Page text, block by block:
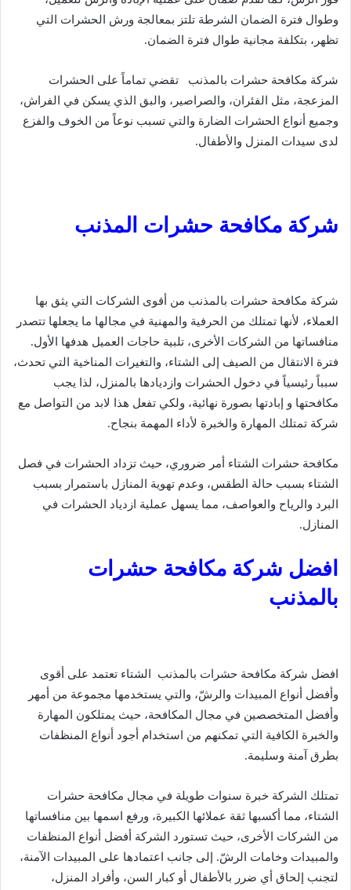
وطوال فترة الضمان الشرطة تلتز بمعالجة ورش الحشرات التي
تظهر، بتكلفة مجانية طوال فترة الضمان.
شركة مكافحة حشرات بالمذنب تقضي تماماً على الحشرات
المزعجة، مثل الفئران، والصراصير، والبق الذي يسكن في الفراش،
وجميع أنواع الحشرات الضارة والتي تسبب نوعاً من الخوف والفزع
لدى سيدات المنزل والأطفال.
شركة مكافحة حشرات المذنب
شركة مكافحة حشرات بالمذنب من أقوى الشركات التي يثق بها
العملاء، لأنها تمتلك من الحرفية والمهنية في مجالها ما يجعلها تتصدر
منافساتها من الشركات الأخرى، تلبية حاجات العميل هدفها الأول.
فترة الانتقال من الصيف إلى الشتاء، والتغيرات المناخية التي تحدث،
سبباً رئيسياً في دخول الحشرات وازديادها بالمنزل، لذا يجب
مكافحتها و إبادتها بصورة نهائية، ولكي تفعل هذا لابد من التواصل مع
شركة تمتلك المهارة والخبرة لأداء المهمة بنجاح.
مكافحة حشرات الشتاء أمر ضروري، حيث تزداد الحشرات في فصل
الشتاء بسبب حالة الطقس، وعدم تهوية المنازل باستمرار بسبب
البرد والرياح والعواصف، مما يسهل عملية ازدياد الحشرات في
المنازل.
افضل شركة مكافحة حشرات
بالمذنب
افضل شركة مكافحة حشرات بالمذنب الشتاء تعتمد على أقوى
وأفضل أنواع المبيدات والرشّ، والتي يستخدمها مجموعة من أمهر
وأفضل المتخصصين في مجال المكافحة، حيث يمتلكون المهارة
والخبرة الكافية التي تمكنهم من استخدام أجود أنواع المنظفات
بطرق آمنة وسليمة.
تمتلك الشركة خبرة سنوات طويلة في مجال مكافحة حشرات
الشتاء، مما أكسبها ثقة عملائها الكبيرة، ورفع اسمها بين منافساتها
من الشركات الأخرى، حيث تستورد الشركة أفضل أنواع المنظفات
والمبيدات وخامات الرشّ. إلى جانب اعتمادها على المبيدات الآمنة،
لتجنب إلحاق أي ضرر بالأطفال أو كبار السن، وأفراد المنزل،